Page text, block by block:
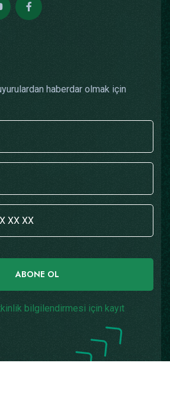
haberdar olmak için
ABONE OL
bilgilendirmesi için kayıt